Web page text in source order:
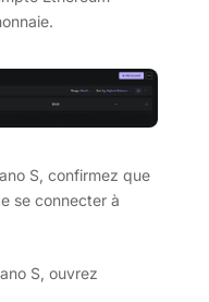
S, confirmez que
se connecter à
S, ouvrez